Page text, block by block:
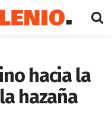
hacia la
hazaña